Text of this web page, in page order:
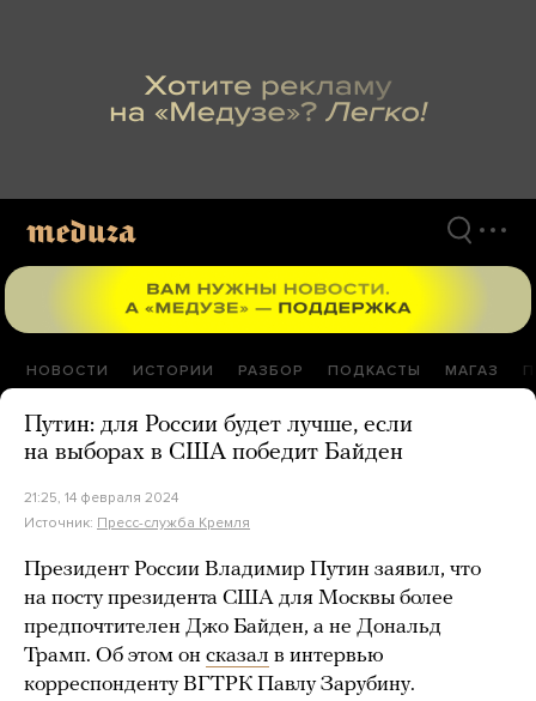
НОВОСТИ ИСТОРИИ РАЗБОР ПОДКАСТЫ МАГАЗ
Путин: для России будет лучше, если
на выборах в США победит Байден
21:25, 14 февраля 2024
Источник: Пресс-служба Кремля
Президент России Владимир Путин заявил, что
на посту президента США для Москвы более
предпочтителен Джо Байден, а не Дональд
Трамп. Об этом он сказал в интервью
корреспонденту ВГТРК Павлу Зарубину.